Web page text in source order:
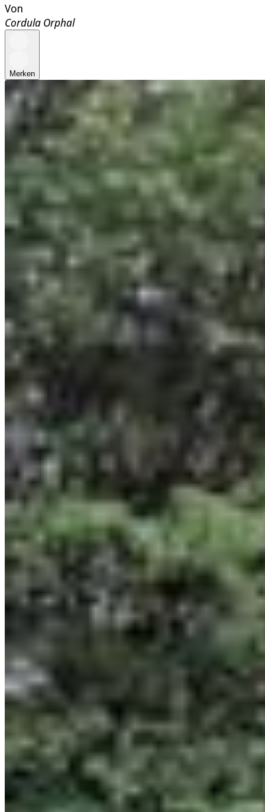
Von
Cordula Orphal
Merken